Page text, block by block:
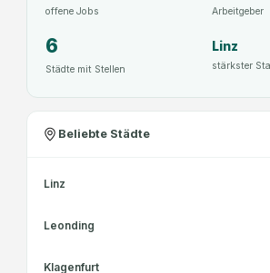
offene Jobs Arbeitgeber
6
Städte mit Stellen
Linz
stärkster
Beliebte Städte
Linz
Leonding
Klagenfurt